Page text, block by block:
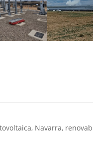
, Navarra,